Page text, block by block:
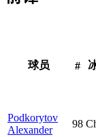
球员 #
Podkorytov
Alexander
98